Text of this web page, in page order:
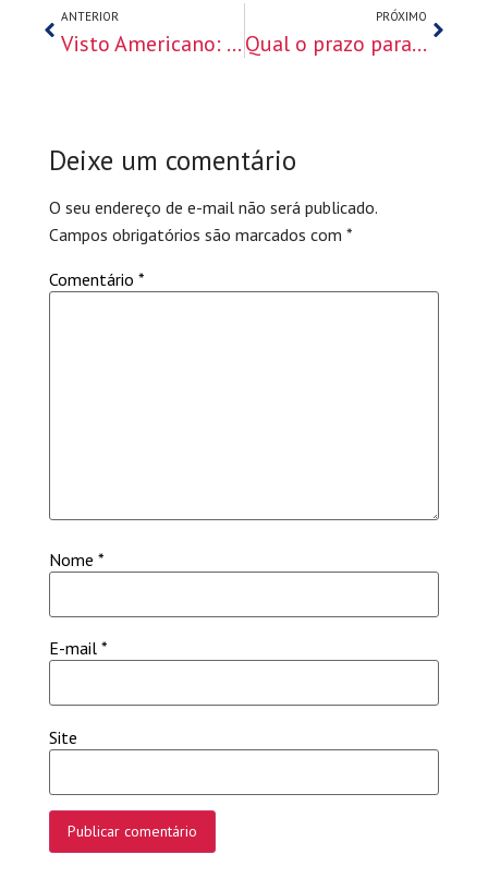
ANTERIOR
Visto Americano: Guia Completo do agendamento a aprovação
PRÓXIMO
Qual o prazo para agendar o visto americano: Entenda agora!
Deixe um comentário
O seu endereço de e-mail não será publicado.
Campos obrigatórios são marcados com *
Comentário *
Nome *
E-mail *
Site